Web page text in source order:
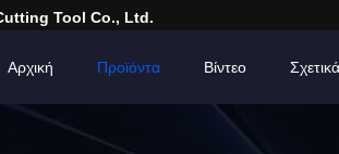
Tool Co., Ltd.
Αρχική Προϊόντα Βίντεο